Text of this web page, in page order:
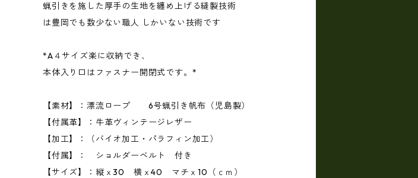
蝋引きを施した厚手の生地を纏め上げる縫製技術
は豊岡でも数少ない職人 しかいない技術です
*A４サイズ楽に収納でき、
本体入り口はファスナー開閉式です。*
【素材】：漂流ロープ 6号蝋引き帆布（児島製）
【付属革】：牛革ヴィンテージレザー
【加工】：（バイオ加工・パラフィン加工）
【付属】： ショルダーベルト 付き
【サイズ】：縦ｘ30 横ｘ40 マチｘ10（ｃｍ）